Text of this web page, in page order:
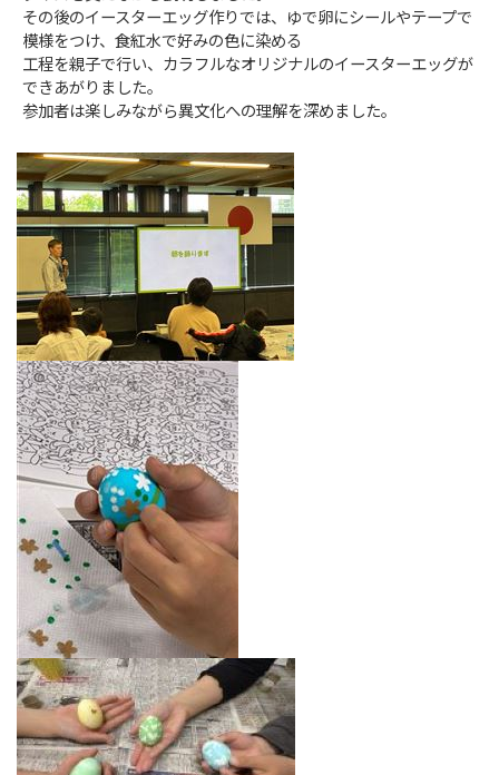
その後のイースターエッグ作りでは、ゆで卵にシールやテープで
模様をつけ、食紅水で好みの色に染める
工程を親子で行い、カラフルなオリジナルのイースターエッグが
できあがりました。
参加者は楽しみながら異文化への理解を深めました。